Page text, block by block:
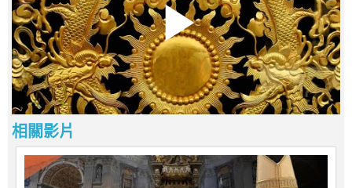
相關影片